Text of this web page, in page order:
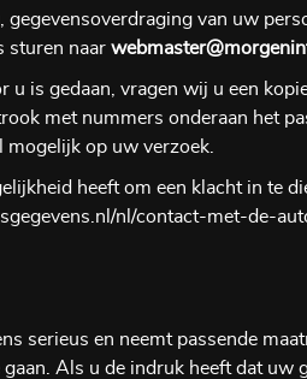
van uw
sturen naar
u is gedaan, vragen wij u een
met nummers onderaan het
op uw verzoek.
heeft om een klacht in te
nl/contact-met-de-
serieus en neemt passende
Als u de indruk heeft dat